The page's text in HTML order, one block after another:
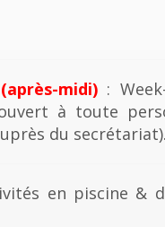
midi) :
à toute
du secrétariat).
en piscine &